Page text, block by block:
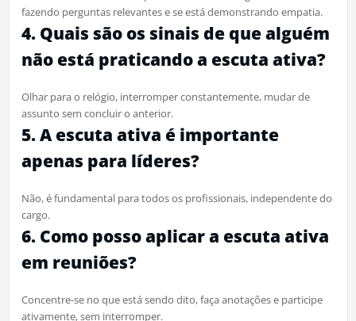
fazendo perguntas relevantes e se está demonstrando empatia.
4. Quais são os sinais de que alguém
não está praticando a escuta ativa?
Olhar para o relógio, interromper constantemente, mudar de
assunto sem concluir o anterior.
5. A escuta ativa é importante
apenas para líderes?
Não, é fundamental para todos os profissionais, independente do
cargo.
6. Como posso aplicar a escuta ativa
em reuniões?
Concentre-se no que está sendo dito, faça anotações e participe
ativamente, sem interromper.